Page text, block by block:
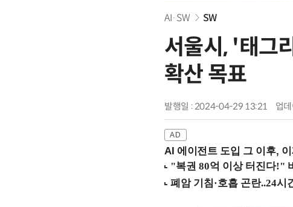
AI·SW SW
서울시, '태그
확산 목표
발행일 : 2024-04-29 13:21 업
AI 에이전트 도입 그 이후,